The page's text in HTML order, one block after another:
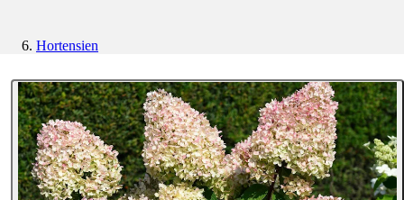
Hortensien